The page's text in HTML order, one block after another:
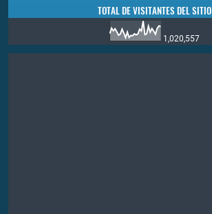
TOTAL DE VISITANTES DEL SITIO
1,020,557